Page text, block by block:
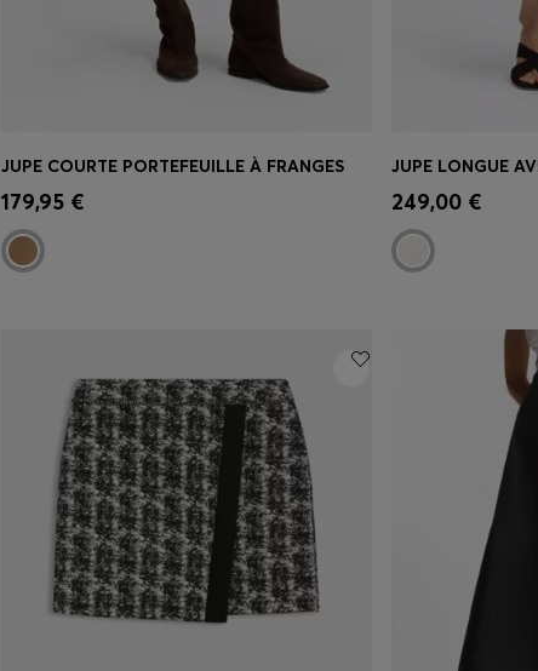
Achat rapide
taille)
JUPE COURTE PORTEFEUILLE À FRANGES
179,95 € Achat rapide
taille)
249,00 €